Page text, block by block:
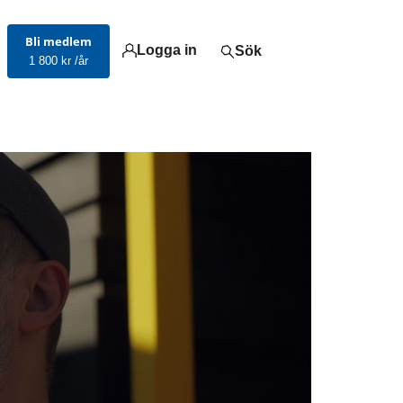
Bli medlem
1 800 kr /år
Logga in Sök